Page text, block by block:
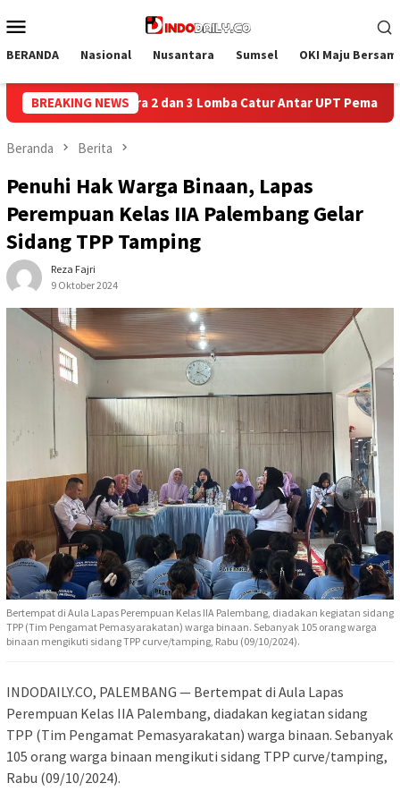
ke
Mobile
BERANDA Nasional Nusantara Sumsel OKI Maju
BREAKING NEWS
Antar UPT Pemasyarakatan se-Palembang Raya
Beranda Berita
Penuhi Hak Warga Binaan, Lapas
Perempuan Kelas IIA Palembang Gelar
Sidang TPP Tamping
Reza Fajri
9 Oktober 2024
Bertempat di Aula Lapas Perempuan Kelas IIA Palembang, diadakan kegiatan sidang
TPP (Tim Pengamat Pemasyarakatan) warga binaan. Sebanyak 105 orang warga
binaan mengikuti sidang TPP curve/tamping, Rabu (09/10/2024).
INDODAILY.CO, PALEMBANG — Bertempat di Aula Lapas
Perempuan Kelas IIA Palembang, diadakan kegiatan sidang
TPP (Tim Pengamat Pemasyarakatan) warga binaan. Sebanyak
105 orang warga binaan mengikuti sidang TPP curve/tamping,
Rabu (09/10/2024).